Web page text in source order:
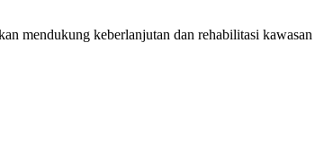
mendukung keberlanjutan dan rehabilitasi kawasan